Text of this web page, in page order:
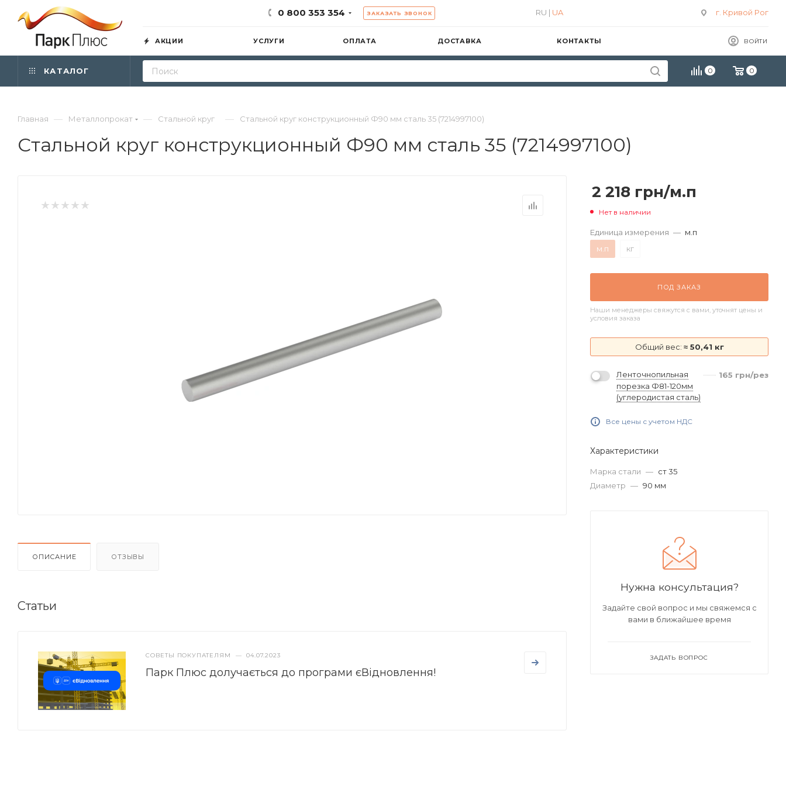
0 800 353 354 ЗАКАЗАТЬ ЗВОНОК г. Кривой Рог
RU | UA
ВОЙТИ
АКЦИИ УСЛУГИ ОПЛАТА ДОСТАВКА КОНТАКТЫ
0 0
КАТАЛОГ
Главная — Металлопрокат — Стальной круг — Стальной круг конструкционный Ф90 мм сталь 35 (7214997100)
Стальной круг конструкционный Ф90 мм сталь 35 (7214997100)
ОПИСАНИЕ ОТЗЫВЫ
Статьи
СОВЕТЫ ПОКУПАТЕЛЯМ — 04.07.2023
Парк Плюс долучається до програми єВідновлення!
2 218 грн/м.п
Нет в наличии
Единица измерения — м.п
м.п
кг
ПОД ЗАКАЗ
Наши менеджеры свяжутся с вами, уточнят цены и
условия заказа
Общий вес: ≈ 50,41 кг
Ленточнопильная
порезка Ф81-120мм
(углеродистая сталь)
165 грн/рез
Все цены с учетом НДС
Характеристики
Марка стали — ст 35
Диаметр — 90 мм
Нужна консультация?
Задайте свой вопрос и мы свяжемся с
вами в ближайшее время
ЗАДАТЬ ВОПРОС